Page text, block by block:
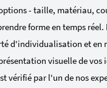
- taille, matériau,
forme en temps
d'individualisation et en
visuelle de vos
vérifié par l'un de nos